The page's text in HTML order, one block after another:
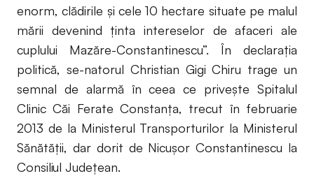
enorm, clădirile şi cele 10 hectare situate pe malul
mării devenind ţinta intereselor de afaceri ale
cuplului Mazăre-Constantinescu”. În declaraţia
politică, se-natorul Christian Gigi Chiru trage un
semnal de alarmă în ceea ce priveşte Spitalul
Clinic Căi Ferate Constanţa, trecut în februarie
2013 de la Ministerul Transporturilor la Ministerul
Sănătăţii, dar dorit de Nicuşor Constantinescu la
Consiliul Judeţean.